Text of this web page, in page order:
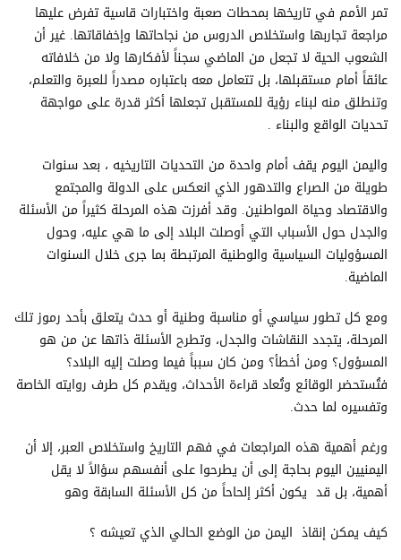
تمر الأمم في تاريخها بمحطات صعبة واختبارات قاسية تفرض عليها
مراجعة تجاربها واستخلاص الدروس من نجاحاتها وإخفاقاتها. غير أن
الشعوب الحية لا تجعل من الماضي سجناً لأفكارها ولا من خلافاته
عائقاً أمام مستقبلها، بل تتعامل معه باعتباره مصدراً للعبرة والتعلم،
وتنطلق منه لبناء رؤية للمستقبل تجعلها أكثر قدرة على مواجهة
تحديات الواقع والبناء .
واليمن اليوم يقف أمام واحدة من التحديات التاريخيه ، بعد سنوات
طويلة من الصراع والتدهور الذي انعكس على الدولة والمجتمع
والاقتصاد وحياة المواطنين. وقد أفرزت هذه المرحلة كثيراً من الأسئلة
والجدل حول الأسباب التي أوصلت البلاد إلى ما هي عليه، وحول
المسؤوليات السياسية والوطنية المرتبطة بما جرى خلال السنوات
الماضية.
ومع كل تطور سياسي أو مناسبة وطنية أو حدث يتعلق بأحد رموز تلك
المرحلة، يتجدد النقاشات والجدل، وتطرح الأسئلة ذاتها عن من هو
المسؤول؟ ومن أخطأ؟ ومن كان سبباً فيما وصلت إليه البلاد؟
فتُستحضر الوقائع وتُعاد قراءة الأحداث، ويقدم كل طرف روايته الخاصة
وتفسيره لما حدث.
ورغم أهمية هذه المراجعات في فهم التاريخ واستخلاص العبر، إلا أن
اليمنيين اليوم بحاجة إلى أن يطرحوا على أنفسهم سؤالاً لا يقل
أهمية، بل قد يكون أكثر إلحاحاً من كل الأسئلة السابقة وهو
كيف يمكن إنقاذ اليمن من الوضع الحالي الذي تعيشه ؟